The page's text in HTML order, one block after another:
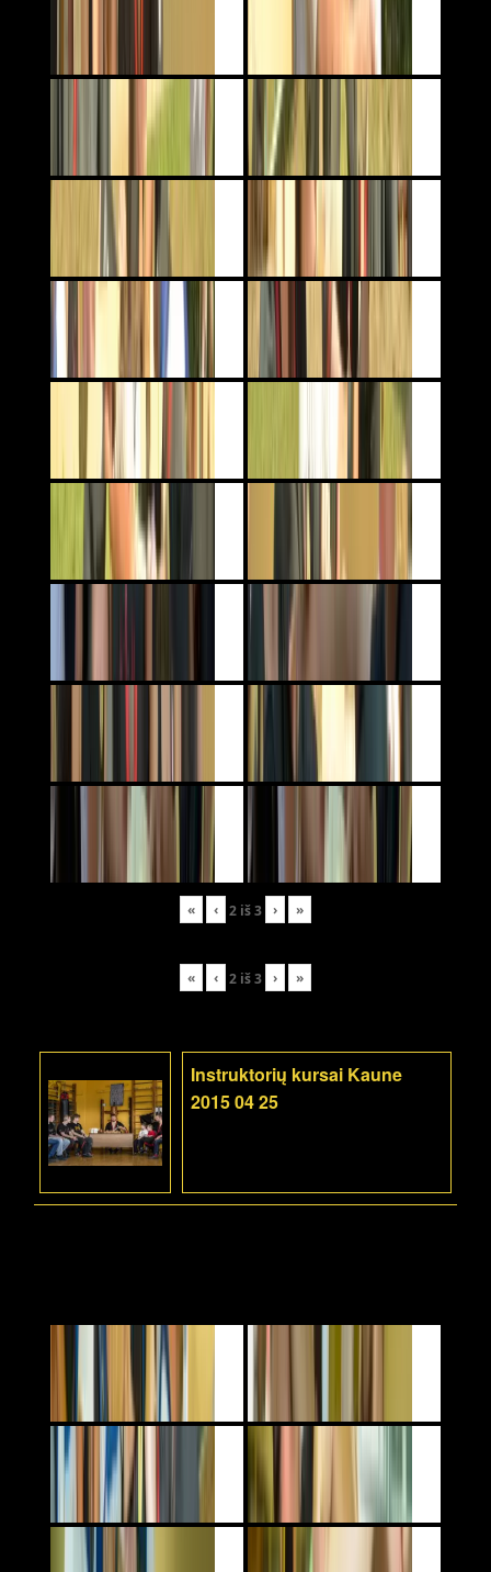
« ‹ 2 iš3 › »
« ‹ 2 iš3 › »
Instruktorių kursai Kaune
2015 04 25